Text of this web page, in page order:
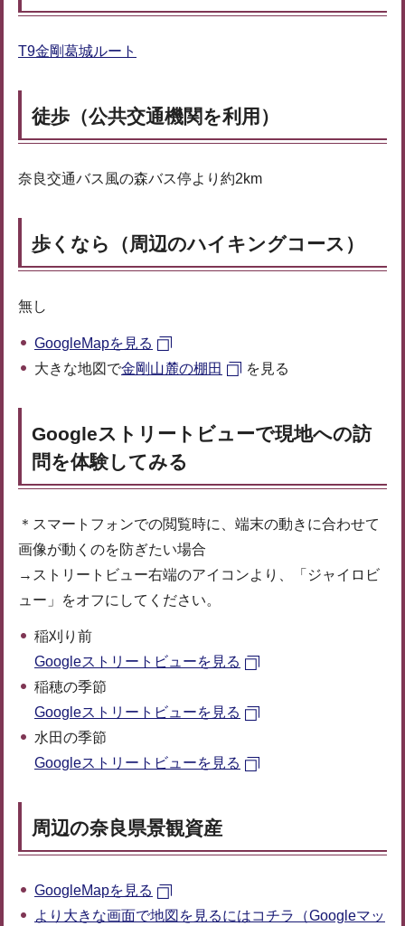
T9金剛葛城ルート
徒歩（公共交通機関を利用）
奈良交通バス風の森バス停より約2km
歩くなら（周辺のハイキングコース）
無し
GoogleMapを見る
大きな地図で金剛山麓の棚田 を見る
Googleストリートビューで現地への訪
問を体験してみる
＊スマートフォンでの閲覧時に、端末の動きに合わせて
画像が動くのを防ぎたい場合
→ストリートビュー右端のアイコンより、「ジャイロビ
ュー」をオフにしてください。
稲刈り前
Googleストリートビューを見る
稲穂の季節
Googleストリートビューを見る
水田の季節
Googleストリートビューを見る
周辺の奈良県景観資産
GoogleMapを見る
より大きな画面で地図を見るにはコチラ（Googleマッ